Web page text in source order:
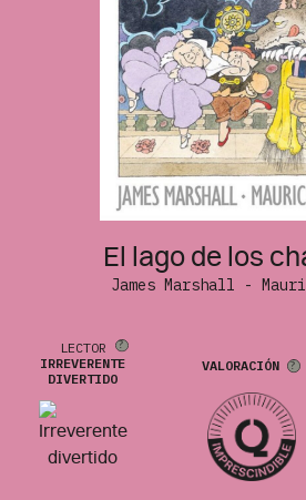
El lago de los
James Marshall -
LECTOR
IRREVERENTE
DIVERTIDO
VALORACIÓN